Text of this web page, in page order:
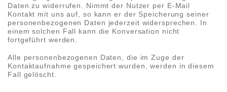
Daten zu widerrufen. Nimmt der Nutzer per E-Mail
Kontakt mit uns auf, so kann er der Speicherung seiner
personenbezogenen Daten jederzeit widersprechen. In
einem solchen Fall kann die Konversation nicht
fortgeführt werden.
Alle personenbezogenen Daten, die im Zuge der
Kontaktaufnahme gespeichert wurden, werden in diesem
Fall gelöscht.